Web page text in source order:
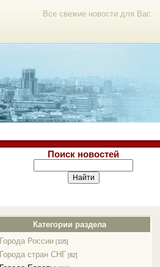
Все свежие новости для Вас
Поиск новостей
Категории раздела
Города России [105]
Города стран СНГ [82]